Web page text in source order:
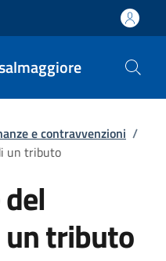
e contravvenzioni /
un tributo
tributo